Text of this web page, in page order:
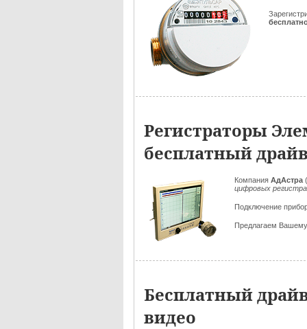
Регистраторы
бесплатный
Компания АдАстра (
цифровых
Подключение
Предлагаем
Бесплатный
видео